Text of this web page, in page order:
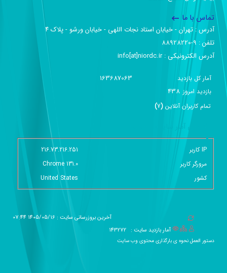
تماس با ما
آدرس :‌ تهران - خیابان استاد نجات اللهی - خیابان ورشو - پلاک ۴
تلفن :‌ 9-88928220
آدرس الکترونیکی :‌ info[at]niordc.ir
آمار کل بازدید 163687063
بازديد امروز 438
تمام کاربران آنلاين (
7
)
IP کاربر
216.73.216.251
مرورگر کاربر
Chrome 131.0
کشور
United States
آخرین بروزرسانی سایت : 1405/05/16 07:44
آمار بازدید سایت : 143272
دستور العمل نحوه ی بارگذاری محتوی وب سایت